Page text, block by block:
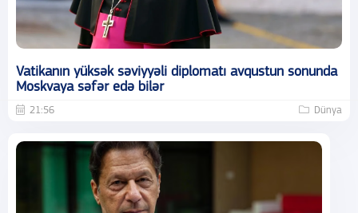
Vatikanın yüksək səviyyəli diplomatı avqustun sonunda
Moskvaya səfər edə bilər
21:56 Dünya